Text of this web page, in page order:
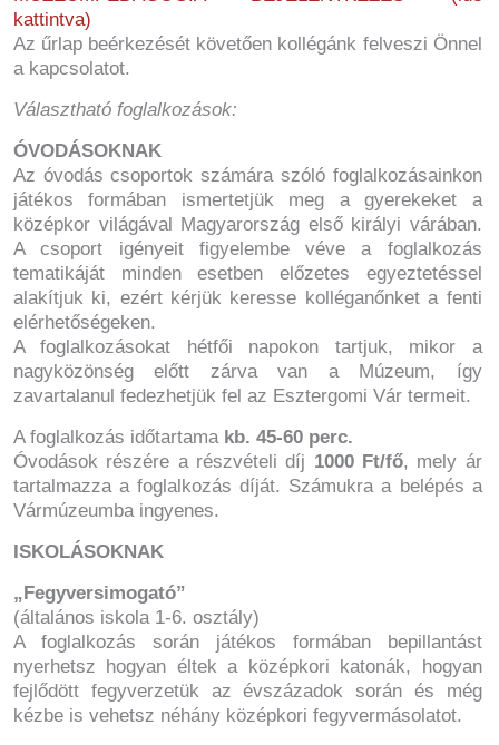
kattintva)
Az űrlap beérkezését követően kollégánk felveszi Önnel
a kapcsolatot.
Választható foglalkozások:
ÓVODÁSOKNAK
Az óvodás csoportok számára szóló foglalkozásainkon
játékos formában ismertetjük meg a gyerekeket a
középkor világával Magyarország első királyi várában.
A csoport igényeit figyelembe véve a foglalkozás
tematikáját minden esetben előzetes egyeztetéssel
alakítjuk ki, ezért kérjük keresse kolléganőnket a fenti
elérhetőségeken.
A foglalkozásokat hétfői napokon tartjuk, mikor a
nagyközönség előtt zárva van a Múzeum, így
zavartalanul fedezhetjük fel az Esztergomi Vár termeit.
A foglalkozás időtartama kb. 45-60 perc.
Óvodások részére a részvételi díj 1000 Ft/fő, mely ár
tartalmazza a foglalkozás díját. Számukra a belépés a
Vármúzeumba ingyenes.
ISKOLÁSOKNAK
„Fegyversimogató”
(általános iskola 1-6. osztály)
A foglalkozás során játékos formában bepillantást
nyerhetsz hogyan éltek a középkori katonák, hogyan
fejlődött fegyverzetük az évszázadok során és még
kézbe is vehetsz néhány középkori fegyvermásolatot.